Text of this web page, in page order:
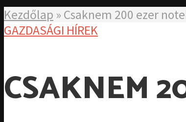
Kezdőlap » Csaknem 200 ezer
GAZDASÁGI HÍREK
CSAKNEM